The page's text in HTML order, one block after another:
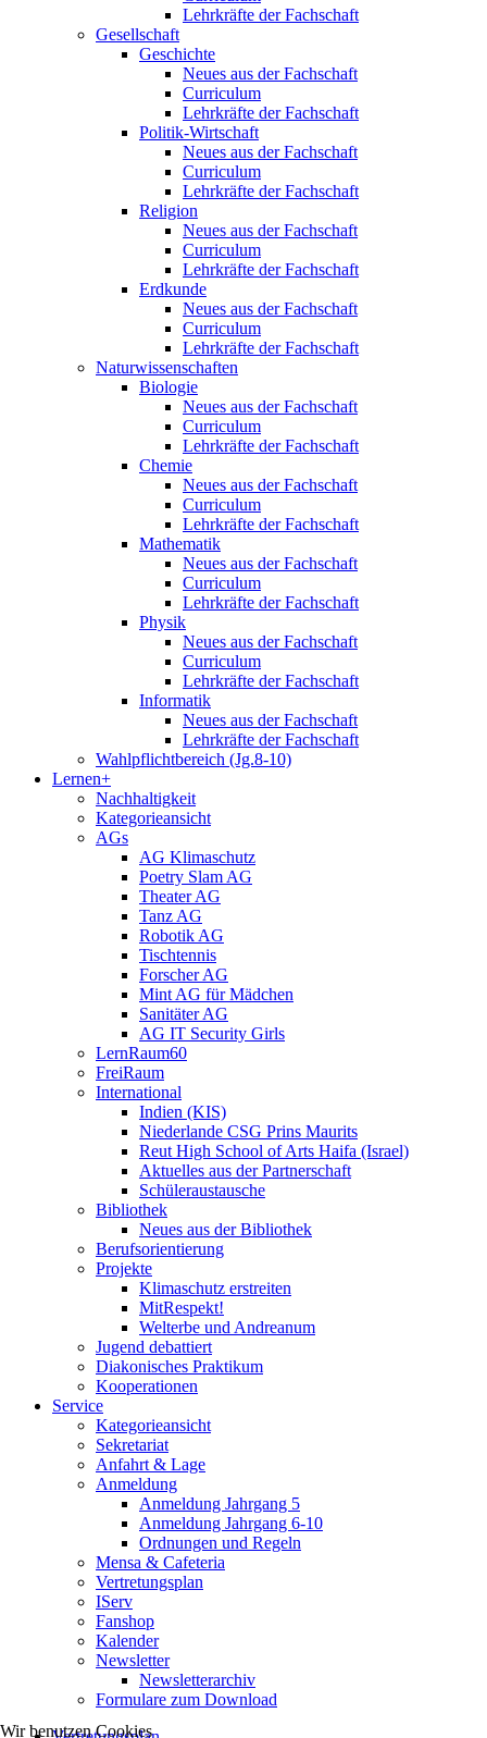
Lehrkräfte der Fachschaft
Gesellschaft
Geschichte
Neues aus der Fachschaft
Curriculum
Lehrkräfte der Fachschaft
Politik-Wirtschaft
Neues aus der Fachschaft
Curriculum
Lehrkräfte der Fachschaft
Religion
Neues aus der Fachschaft
Curriculum
Lehrkräfte der Fachschaft
Erdkunde
Neues aus der Fachschaft
Curriculum
Lehrkräfte der Fachschaft
Naturwissenschaften
Biologie
Neues aus der Fachschaft
Curriculum
Lehrkräfte der Fachschaft
Chemie
Neues aus der Fachschaft
Curriculum
Lehrkräfte der Fachschaft
Mathematik
Neues aus der Fachschaft
Curriculum
Lehrkräfte der Fachschaft
Physik
Neues aus der Fachschaft
Curriculum
Lehrkräfte der Fachschaft
Informatik
Neues aus der Fachschaft
Lehrkräfte der Fachschaft
Wahlpflichtbereich (Jg.8-10)
Lernen+
Nachhaltigkeit
Kategorieansicht
AGs
AG Klimaschutz
Poetry Slam AG
Theater AG
Tanz AG
Robotik AG
Tischtennis
Forscher AG
Mint AG für Mädchen
Sanitäter AG
AG IT Security Girls
LernRaum60
FreiRaum
International
Indien (KIS)
Niederlande CSG Prins Maurits
Reut High School of Arts Haifa (Israel)
Aktuelles aus der Partnerschaft
Schüleraustausche
Bibliothek
Neues aus der Bibliothek
Berufsorientierung
Projekte
Klimaschutz erstreiten
MitRespekt!
Welterbe und Andreanum
Jugend debattiert
Diakonisches Praktikum
Kooperationen
Service
Kategorieansicht
Sekretariat
Anfahrt & Lage
Anmeldung
Anmeldung Jahrgang 5
Anmeldung Jahrgang 6-10
Ordnungen und Regeln
Mensa & Cafeteria
Vertretungsplan
IServ
Fanshop
Kalender
Newsletter
Newsletterarchiv
Formulare zum Download
Wir benutzen Cookies